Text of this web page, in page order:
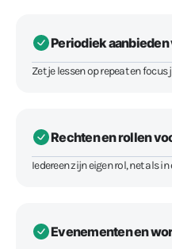
Periodiek
Zet je lessen op repeat en focus
Rechten en rollen
Iedereen zijn eigen rol, net als
Evenementen en